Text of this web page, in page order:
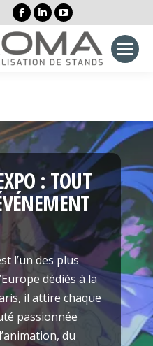
La
page
Facebook
s'ouvre
nouvelle
fenêtre
La
page
LinkedIn
s'ouvre
nouvelle
fenêtre
La
page
YouTube
s'ouvre
nouvelle
fenêtre
: TOUT
l’un des plus
dédiés à la
il attire chaque
passionnée
du